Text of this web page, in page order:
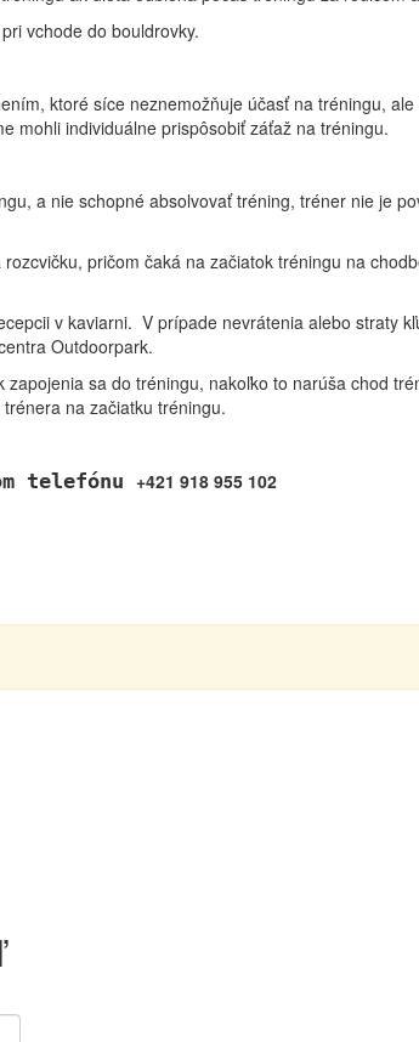
vchode do bouldrovky.
ktoré síce neznemožňuje účasť na tréningu,
mohli individuálne prispôsobiť záťaž na tréningu.
a nie schopné absolvovať tréning, tréner nie je
pričom čaká na začiatok tréningu na
v kaviarni. V prípade nevrátenia alebo straty
Outdoorpark.
sa do tréningu, nakoľko to narúša chod
na začiatku tréningu.
telefónu +421 918 955 102